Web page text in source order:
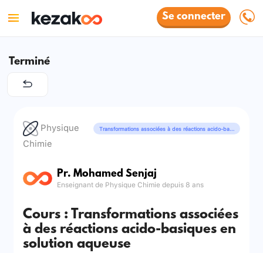
Se connecter
Terminé
Physique
Chimie
Transformations associées à des réactions acido-basiques
Pr. Mohamed Senjaj
Enseignant de Physique Chimie depuis 8 ans
Cours : Transformations associées
à des réactions acido-basiques en
solution aqueuse